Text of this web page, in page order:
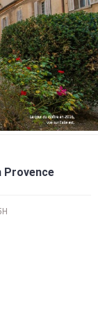
Provence